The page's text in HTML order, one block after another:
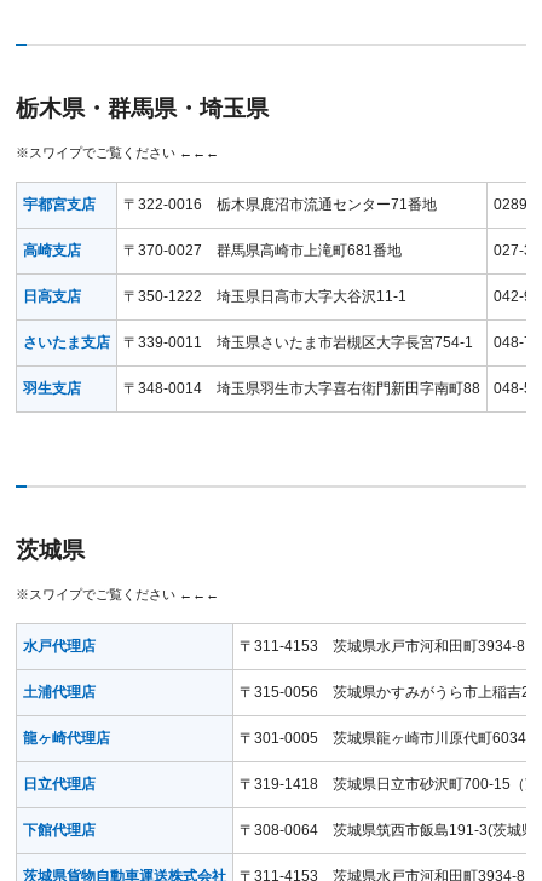
栃木県・群馬県・埼玉県
宇都宮支店 〒322-0016 栃木県鹿沼市流通センター71番地 0289-
高崎支店 〒370-0027 群馬県高崎市上滝町681番地 027-
日高支店 〒350-1222 埼玉県日高市大字大谷沢11-1 042-
さいたま支店 〒339-0011 埼玉県さいたま市岩槻区大字長宮754-1 048-
羽生支店 〒348-0014 埼玉県羽生市大字喜右衛門新田字南町88 048-
茨城県
水戸代理店 〒311-4153 茨城県水戸市河和田町3934-8（
土浦代理店 〒315-0056 茨城県かすみがうら市上稲吉
龍ヶ崎代理店 〒301-0005 茨城県龍ヶ崎市川原代町6034-3
日立代理店 〒319-1418 茨城県日立市砂沢町700-15（茨
下館代理店 〒308-0064 茨城県筑西市飯島191-3(茨城県
茨城県貨物自動車運送株式会社 〒311-4153 茨城県水戸市河和田町3934-8